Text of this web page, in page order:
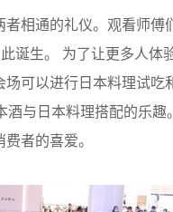
通的礼仪。观看师傅
诞生。 为了让更多人体
可以进行日本料理试吃
与日本料理搭配的乐
者的喜爱。